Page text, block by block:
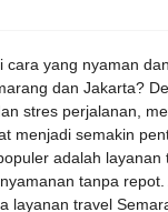
cara yang nyaman
dan Jakarta?
stres perjalanan,
menjadi semakin
adalah layanan
tanpa repot.
layanan travel